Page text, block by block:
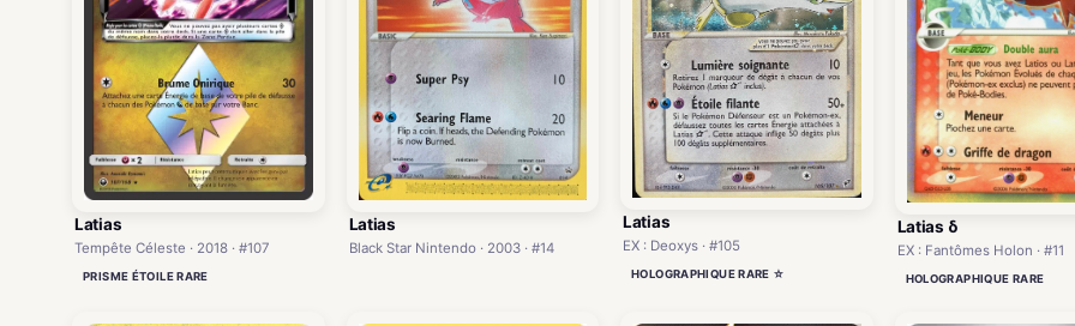
Latias
Tempête Céleste · 2018 · #107
PRISME ÉTOILE RARE
Latias
Black Star Nintendo · 2003 · #14
Latias
EX : Deoxys · #105
HOLOGRAPHIQUE RARE ☆
Latias δ
EX : Fantômes Holon · #11
HOLOGRAPHIQUE RARE